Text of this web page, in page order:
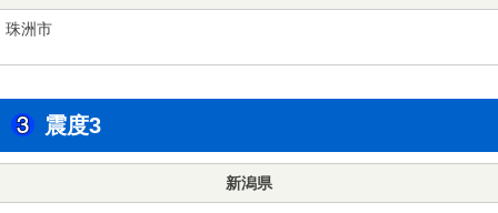
珠洲市
震度3
新潟県